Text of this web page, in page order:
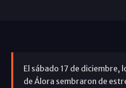
El sábado 17 de diciembre,
de Álora sembraron de